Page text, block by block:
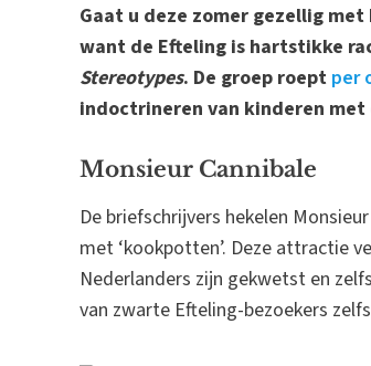
Gaat u deze zomer gezellig
want de Efteling is hartstikke
Stereotypes. De groep roept per
indoctrineren van kinderen
Monsieur Cannibale
De briefschrijvers hekelen
met ‘kookpotten’. Deze attractie
Nederlanders zijn gekwetst en
van zwarte Efteling-bezoekers